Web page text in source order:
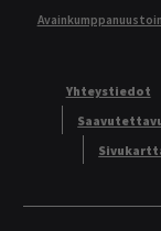
Yhteystiedot